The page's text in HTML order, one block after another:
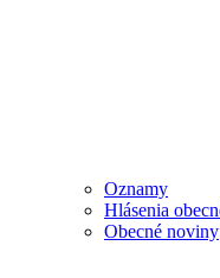
Oznamy
Hlásenia
Obecné noviny